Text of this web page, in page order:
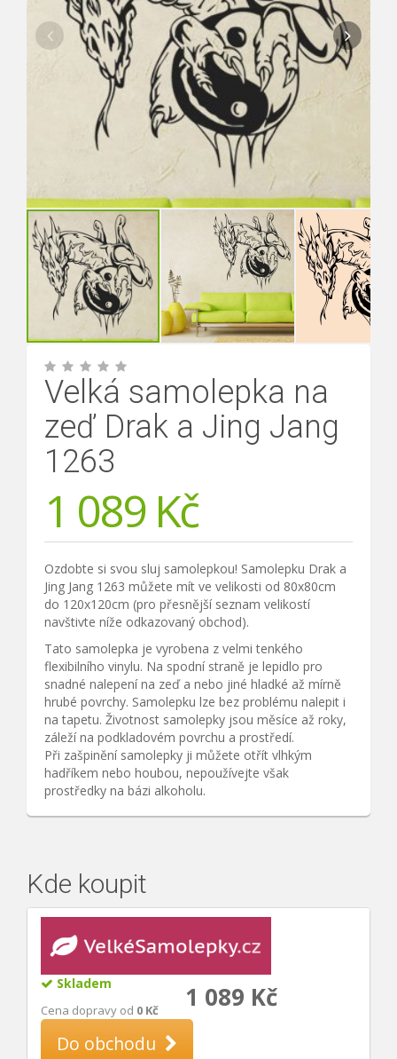
Velká samolepka na
zeď Drak a Jing Jang
1263
1 089Kč
Ozdobte si svou sluj samolepkou! Samolepku Drak a
Jing Jang 1263 můžete mít ve velikosti od 80x80cm
do 120x120cm (pro přesnější seznam velikostí
navštivte níže odkazovaný obchod).
Tato samolepka je vyrobena z velmi tenkého
flexibilního vinylu. Na spodní straně je lepidlo pro
snadné nalepení na zeď a nebo jiné hladké až mírně
hrubé povrchy. Samolepku lze bez problému nalepit i
na tapetu. Životnost samolepky jsou měsíce až roky,
záleží na podkladovém povrchu a prostředí.
Při zašpinění samolepky ji můžete otřít vlhkým
hadříkem nebo houbou, nepoužívejte však
prostředky na bázi alkoholu.
Kde koupit
Skladem
Cena dopravy od 0 Kč 1 089 Kč
Do obchodu